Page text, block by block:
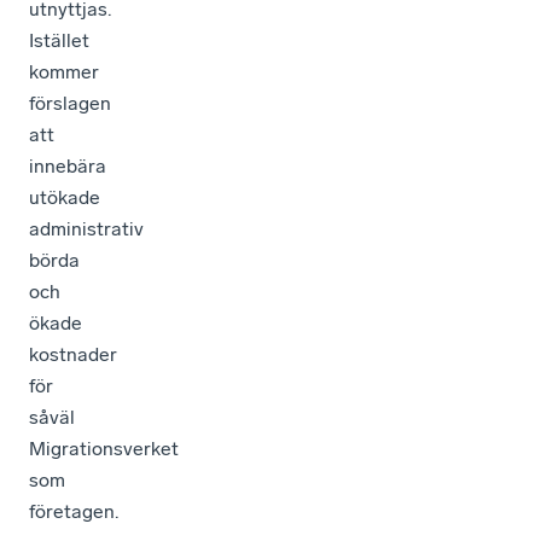
utnyttjas.
Istället
kommer
förslagen
att
innebära
utökade
administrativ
börda
och
ökade
kostnader
för
såväl
Migrationsverket
som
företagen.